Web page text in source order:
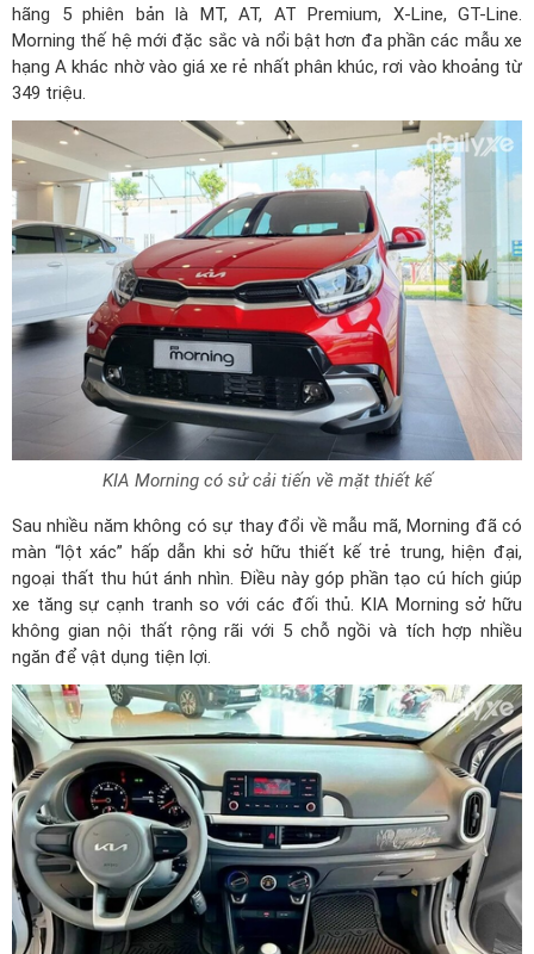
hãng 5 phiên bản là MT, AT, AT Premium, X-Line, GT-Line.
Morning thế hệ mới đặc sắc và nổi bật hơn đa phần các mẫu xe
hạng A khác nhờ vào giá xe rẻ nhất phân khúc, rơi vào khoảng từ
349 triệu.
KIA Morning có sử cải tiến về mặt thiết kế
Sau nhiều năm không có sự thay đổi về mẫu mã, Morning đã có
màn “lột xác” hấp dẫn khi sở hữu thiết kế trẻ trung, hiện đại,
ngoại thất thu hút ánh nhìn. Điều này góp phần tạo cú hích giúp
xe tăng sự cạnh tranh so với các đối thủ. KIA Morning sở hữu
không gian nội thất rộng rãi với 5 chỗ ngồi và tích hợp nhiều
ngăn để vật dụng tiện lợi.